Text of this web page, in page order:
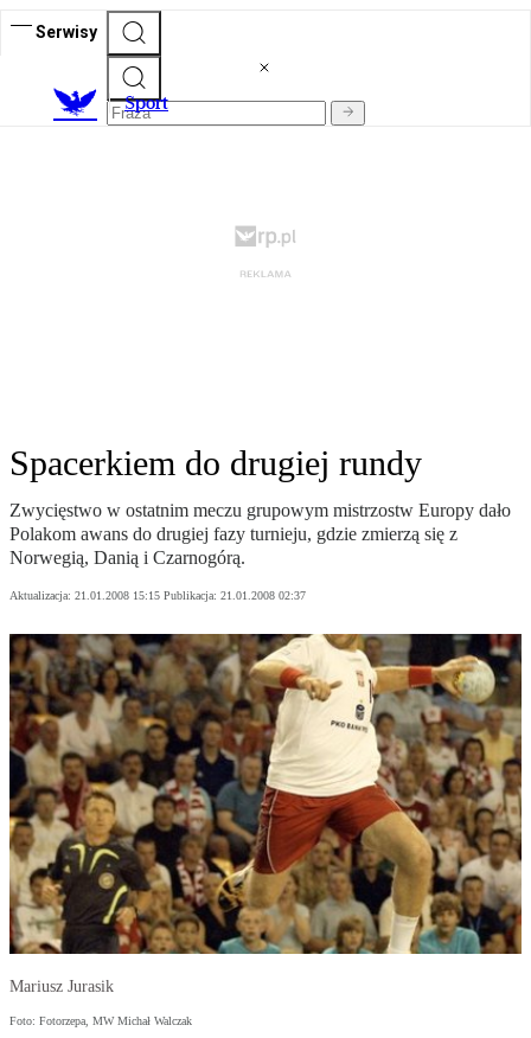
Serwisy
Sport
Spacerkiem do drugiej rundy
Zwycięstwo w ostatnim meczu grupowym mistrzostw Europy dało
Polakom awans do drugiej fazy turnieju, gdzie zmierzą się z
Norwegią, Danią i Czarnogórą.
Aktualizacja: 21.01.2008 15:15 Publikacja: 21.01.2008 02:37
Mariusz Jurasik
Foto: Fotorzepa, MW Michał Walczak